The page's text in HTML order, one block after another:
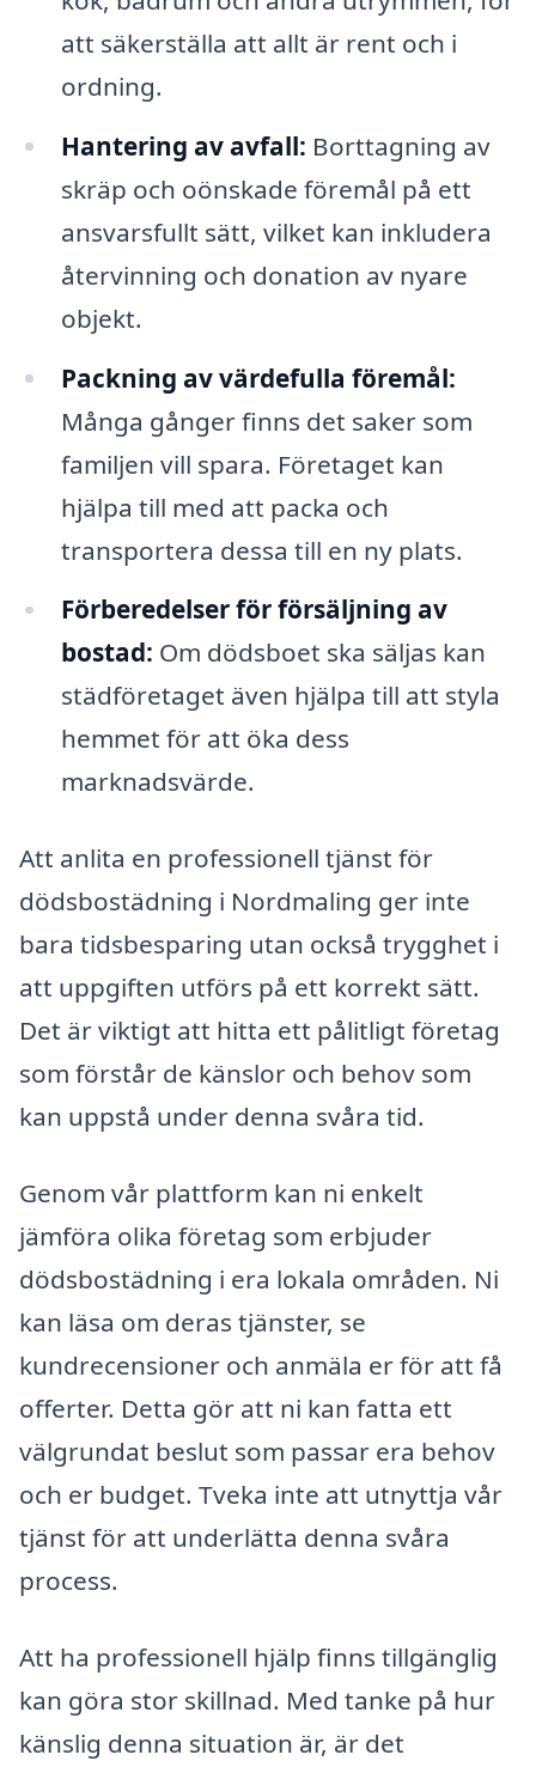
att säkerställa att allt är rent och i
ordning.
Hantering av avfall: Borttagning av
skräp och oönskade föremål på ett
ansvarsfullt sätt, vilket kan inkludera
återvinning och donation av nyare
objekt.
Packning av värdefulla föremål:
Många gånger finns det saker som
familjen vill spara. Företaget kan
hjälpa till med att packa och
transportera dessa till en ny plats.
Förberedelser för försäljning av
bostad: Om dödsboet ska säljas kan
städföretaget även hjälpa till att styla
hemmet för att öka dess
marknadsvärde.
Att anlita en professionell tjänst för
dödsbostädning i Nordmaling ger inte
bara tidsbesparing utan också trygghet i
att uppgiften utförs på ett korrekt sätt.
Det är viktigt att hitta ett pålitligt företag
som förstår de känslor och behov som
kan uppstå under denna svåra tid.
Genom vår plattform kan ni enkelt
jämföra olika företag som erbjuder
dödsbostädning i era lokala områden. Ni
kan läsa om deras tjänster, se
kundrecensioner och anmäla er för att få
offerter. Detta gör att ni kan fatta ett
välgrundat beslut som passar era behov
och er budget. Tveka inte att utnyttja vår
tjänst för att underlätta denna svåra
process.
Att ha professionell hjälp finns tillgänglig
kan göra stor skillnad. Med tanke på hur
känslig denna situation är, är det